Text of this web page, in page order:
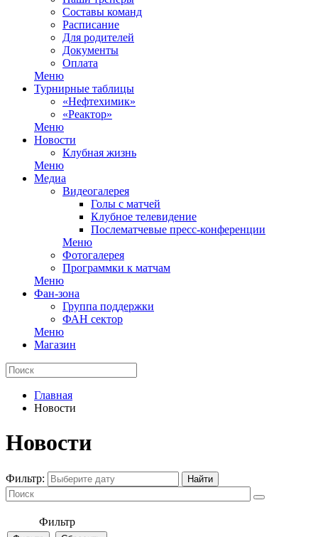
Составы команд
Расписание
Для родителей
Документы
Оплата
Меню
Турнирные таблицы
«Нефтехимик»
«Реактор»
Меню
Новости
Клубная жизнь
Меню
Медиа
Видеогалерея
Голы с матчей
Клубное телевидение
Послематчевые пресс-конференции
Меню
Фотогалерея
Программки к матчам
Меню
Фан-зона
Группа поддержки
ФАН сектор
Меню
Магазин
Главная
Новости
Новости
Фильтр:
Фильтр